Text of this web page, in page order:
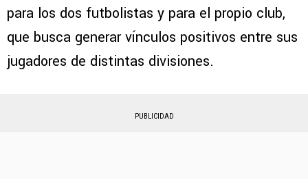
para los dos futbolistas y para el propio club,
que busca generar vínculos positivos entre sus
jugadores de distintas divisiones.
PUBLICIDAD